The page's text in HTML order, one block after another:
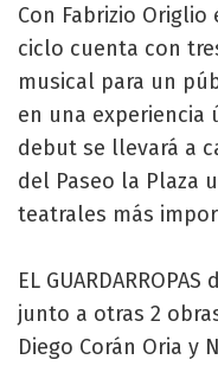
Con Fabrizio
ciclo cuenta con
musical para un
en una experiencia
debut se llevará a
del Paseo la Plaza
teatrales más
EL
junto a otras 2
Diego Corán Oria y